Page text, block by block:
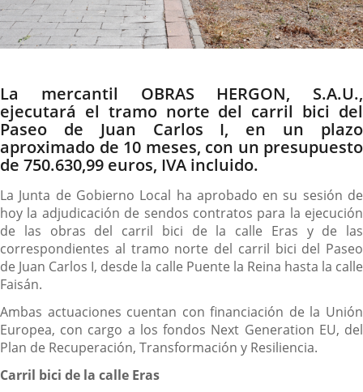
Descripción
La mercantil OBRAS HERGON, S.A.U.,
ejecutará el tramo norte del carril bici del
Paseo de Juan Carlos I, en un plazo
aproximado de 10 meses, con un presupuesto
de 750.630,99 euros, IVA incluido.
La Junta de Gobierno Local ha aprobado en su sesión de
hoy la adjudicación de sendos contratos para la ejecución
de las obras del carril bici de la calle Eras y de las
correspondientes al tramo norte del carril bici del Paseo
de Juan Carlos I, desde la calle Puente la Reina hasta la calle
Faisán.
Ambas actuaciones cuentan con financiación de la Unión
Europea, con cargo a los fondos Next Generation EU, del
Plan de Recuperación, Transformación y Resiliencia.
Carril bici de la calle Eras